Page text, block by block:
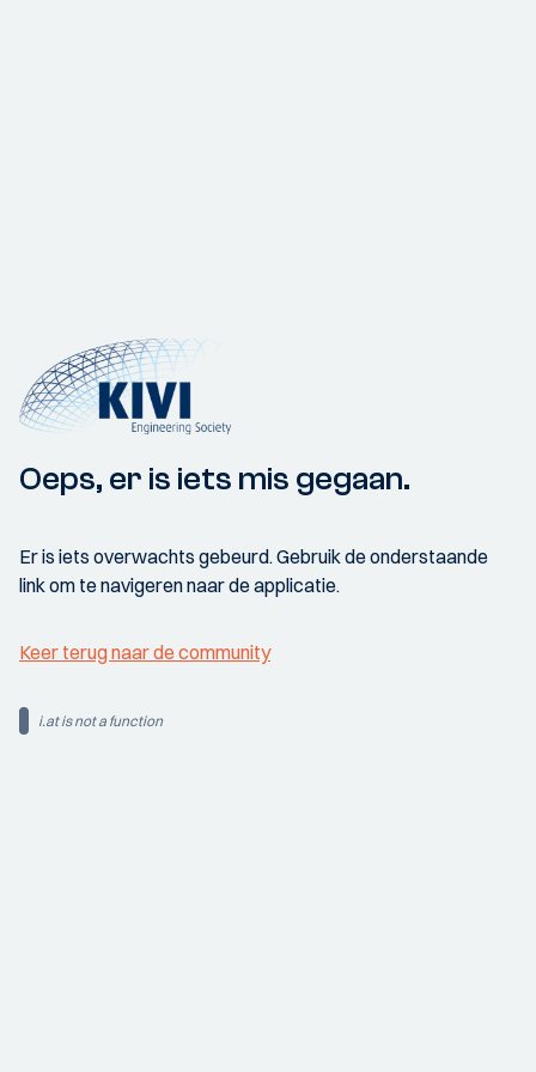
Oeps, er is iets mis gegaan.
Er is iets overwachts gebeurd. Gebruik de onderstaande
link om te navigeren naar de applicatie.
Keer terug naar de community
i.at is not a function